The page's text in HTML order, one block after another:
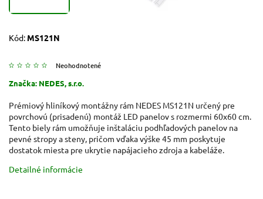
Kód: MS121N
Neohodnotené
Značka: NEDES, s.r.o.
Prémiový hliníkový montážny rám NEDES MS121N určený pre
povrchovú (prisadenú) montáž LED panelov s rozmermi 60x60 cm.
Tento biely rám umožňuje inštaláciu podhľadových panelov na
pevné stropy a steny, pričom vďaka výške 45 mm poskytuje
dostatok miesta pre ukrytie napájacieho zdroja a kabeláže.
Detailné informácie